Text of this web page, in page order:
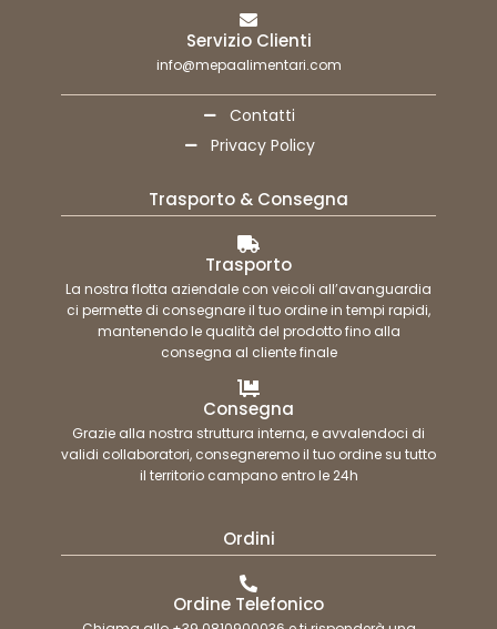
Servizio Clienti
info@mepaalimentari.com
Contatti
Privacy Policy
Trasporto & Consegna
Trasporto
La nostra flotta aziendale con veicoli all’avanguardia
ci permette di consegnare il tuo ordine in tempi rapidi,
mantenendo le qualità del prodotto fino alla
consegna al cliente finale
Consegna
Grazie alla nostra struttura interna, e avvalendoci di
validi collaboratori, consegneremo il tuo ordine su tutto
il territorio campano entro le 24h
Ordini
Ordine Telefonico